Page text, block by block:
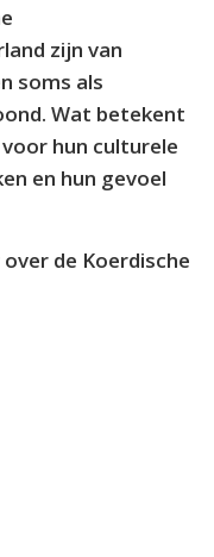
zijn van
soms als
Wat betekent
hun culturele
en hun gevoel
de Koerdische